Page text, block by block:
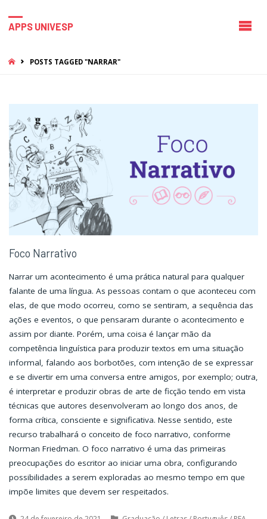
APPS UNIVESP
HOMEPOSTS TAGGED "NARRAR"
Foco Narrativo
Narrar um acontecimento é uma prática natural para qualquer
falante de uma língua. As pessoas contam o que aconteceu com
elas, de que modo ocorreu, como se sentiram, a sequência das
ações e eventos, o que pensaram durante o acontecimento e
assim por diante. Porém, uma coisa é lançar mão da
competência linguística para produzir textos em uma situação
informal, falando aos borbotões, com intenção de se expressar
e se divertir em uma conversa entre amigos, por exemplo; outra,
é interpretar e produzir obras de arte de ficção tendo em vista
técnicas que autores desenvolveram ao longo dos anos, de
forma crítica, consciente e significativa. Nesse sentido, este
recurso trabalhará o conceito de foco narrativo, conforme
Norman Friedman. O foco narrativo é uma das primeiras
preocupações do escritor ao iniciar uma obra, configurando
possibilidades a serem exploradas ao mesmo tempo em que
impõe limites que devem ser respeitados.